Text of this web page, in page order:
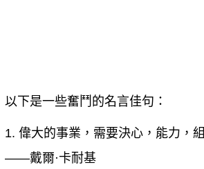
以下是一些奮鬥的名言佳句：
1. 偉大的事業，需要決心，能力，
——戴爾·卡耐基